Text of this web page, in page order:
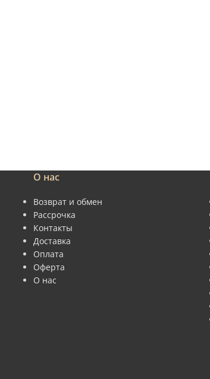
О нас
Возврат и обмен
Рассрочка
Контакты
Доставка
Оплата
Оферта
О нас